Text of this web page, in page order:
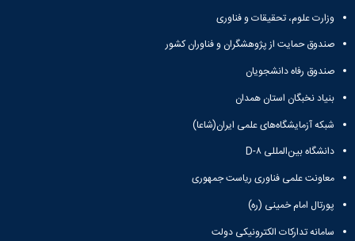
وزارت علوم، تحقیقات و فناوری
صندوق حمایت از پژوهشگران و فناوران کشور
صندوق رفاه دانشجویان
بنیاد نخبگان استان همدان
شبکه آزمایشگاه‌های علمی ایران(شاعا)
دانشگاه بین‌المللی D-۸
معاونت علمی فناوری ریاست جمهوری
پورتال امام خمینی (ره)
سامانه تدارکات الکترونیکی دولت